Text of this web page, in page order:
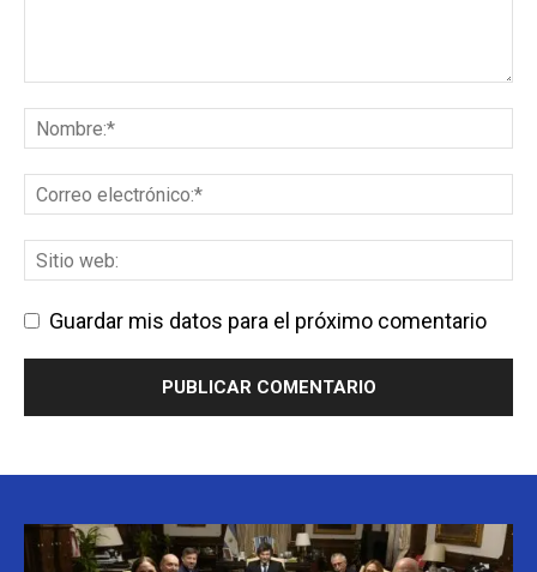
Guardar mis datos para el próximo comentario